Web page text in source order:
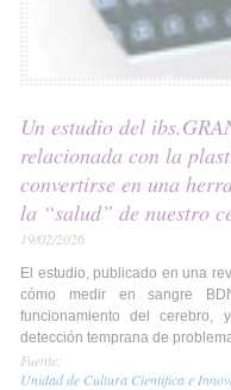
Un estudio del
relacionada con la
convertirse en una
la “salud” de nuestro
19/02/2026
El estudio, publicado en una
cómo medir en sangre
funcionamiento del
detección temprana de
Fuente:
Unidad de Cultura Científica e